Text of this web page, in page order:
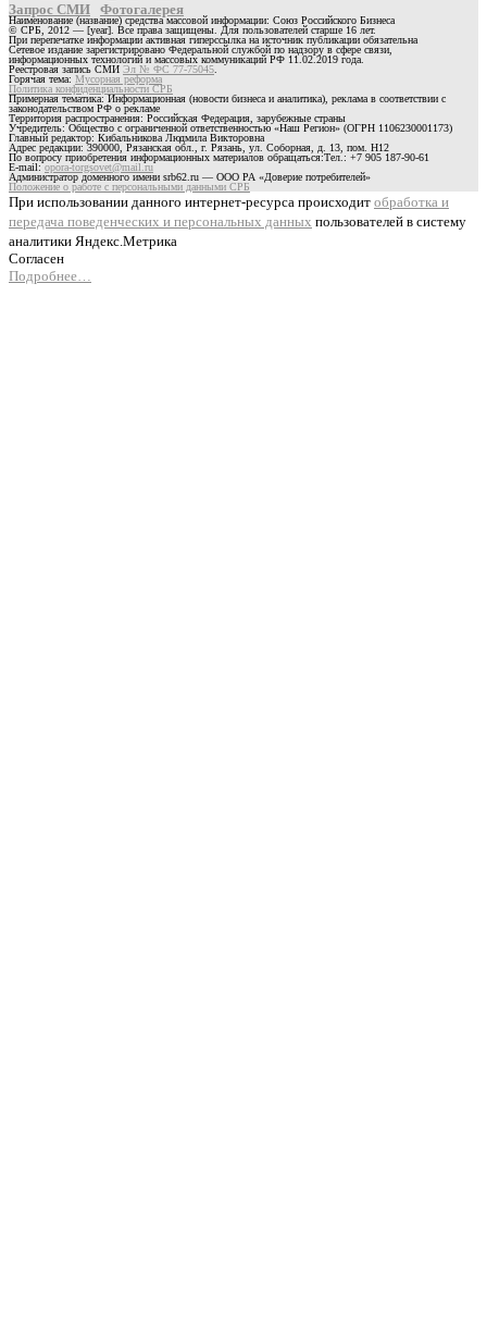
Запрос СМИ Фотогалерея
Наименование (название) средства массовой информации: Союз Российского Бизнеса
© СРБ, 2012 — [year]. Все права защищены. Для пользователей старше 16 лет.
При перепечатке информации активная гиперссылка на источник публикации обязательна
Сетевое издание зарегистрировано Федеральной службой по надзору в сфере связи,
информационных технологий и массовых коммуникаций РФ 11.02.2019 года.
Реестровая запись СМИ Эл № ФС 77-75045
Горячая тема: Мусорная реформа
Политика конфиденциальности СРБ
Примерная тематика: Информационная (новости бизнеса и аналитика), реклама в соответствии с
законодательством РФ о рекламе
Территория распространения: Российская Федерация, зарубежные страны
Учредитель: Общество с ограниченной ответственностью «Наш Регион» (ОГРН 1106230001173)
Главный редактор: Кибальникова Людмила Викторовна
Адрес редакции: 390000, Рязанская обл., г. Рязань, ул. Соборная, д. 13, пом. Н12
По вопросу приобретения информационных материалов обращаться:Тел.: +7 905 187-90-61
E-mail:opora-torgsovet@mail.ru
Администратор доменного имени srb62.ru — ООО РА «Доверие потребителей»
Положение о работе с персональными данными СРБ
При использовании данного интернет-ресурса происходит обработка и
передача поведенческих и персональных данных пользователей в систему
аналитики Яндекс.Метрика
Согласен
Подробнее…